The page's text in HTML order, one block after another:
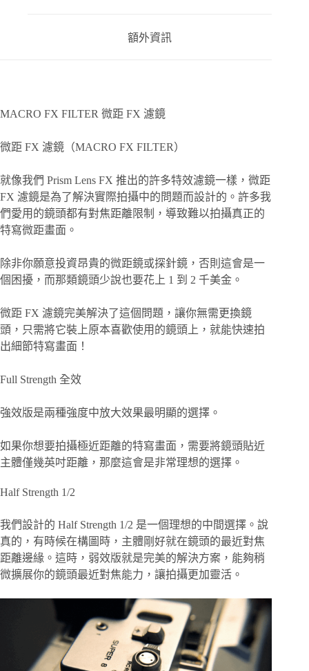
濾
數
量
額外資訊
MACRO FX FILTER 微距 FX 濾鏡
微距 FX 濾鏡（MACRO FX FILTER）
就像我們 Prism Lens FX 推出的許多特效濾鏡一樣，微距
FX 濾鏡是為了解決實際拍攝中的問題而設計的。許多我
們愛用的鏡頭都有對焦距離限制，導致難以拍攝真正的
特寫微距畫面。
除非你願意投資昂貴的微距鏡或探針鏡，否則這會是一
個困擾，而那類鏡頭少說也要花上 1 到 2 千美金。
微距 FX 濾鏡完美解決了這個問題，讓你無需更換鏡
頭，只需將它裝上原本喜歡使用的鏡頭上，就能快速拍
出細節特寫畫面！
Full Strength 全效
強效版是兩種強度中放大效果最明顯的選擇。
如果你想要拍攝極近距離的特寫畫面，需要將鏡頭貼近
主體僅幾英吋距離，那麼這會是非常理想的選擇。
Half Strength 1/2
我們設計的 Half Strength 1/2 是一個理想的中間選擇。說
真的，有時候在構圖時，主體剛好就在鏡頭的最近對焦
距離邊緣。這時，弱效版就是完美的解決方案，能夠稍
微擴展你的鏡頭最近對焦能力，讓拍攝更加靈活。